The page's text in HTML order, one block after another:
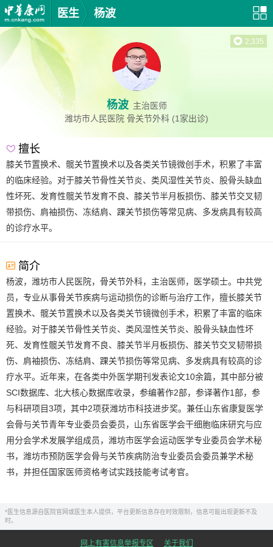
医生 杨波
杨波 主治医师
潍坊市人民医院 骨关节外科 (1家出诊)
2,335
擅长
膝关节置换术、髋关节置换术以及各类关节镜微创手术，积累了丰富
的临床经验。对于膝关节骨性关节炎、类风湿性关节炎、股骨头缺血
性坏死、发育性髋关节发育不良、膝关节半月板损伤、膝关节交叉韧
带损伤、肩袖损伤、冻结肩、踝关节损伤等常见病、多发病具有较高
的诊疗水平。
简介
杨波，潍坊市人民医院，骨关节外科，主治医师，医学硕士。中共党
员，专业从事骨关节疾病与运动损伤的诊断与治疗工作，擅长膝关节
置换术、髋关节置换术以及各类关节镜微创手术，积累了丰富的临床
经验。对于膝关节骨性关节炎、类风湿性关节炎、股骨头缺血性坏
死、发育性髋关节发育不良、膝关节半月板损伤、膝关节交叉韧带损
伤、肩袖损伤、冻结肩、踝关节损伤等常见病、多发病具有较高的诊
疗水平。近年来，在各类中外医学期刊发表论文10余篇，其中部分被
SCI数据库、北大核心数据库收录，参编著作2部，参译著作1部，参
与科研项目3项，其中2项获潍坊市科技进步奖。兼任山东省康复医学
会骨与关节青年专业委员会委员，山东省医学会干细胞临床研究与应
用分会学术发展学组成员，潍坊市医学会运动医学专业委员会学术秘
书，潍坊市预防医学会骨与关节疾病防治专业委员会委员兼学术秘
书，并担任国家医师资格考试实践技能考试考官。
*医生信息源自医院官网或医生本人提供，平台更新信息存在时效限制，信息可能出现更新不及
时。
网上有害信息举报专区 关于我们